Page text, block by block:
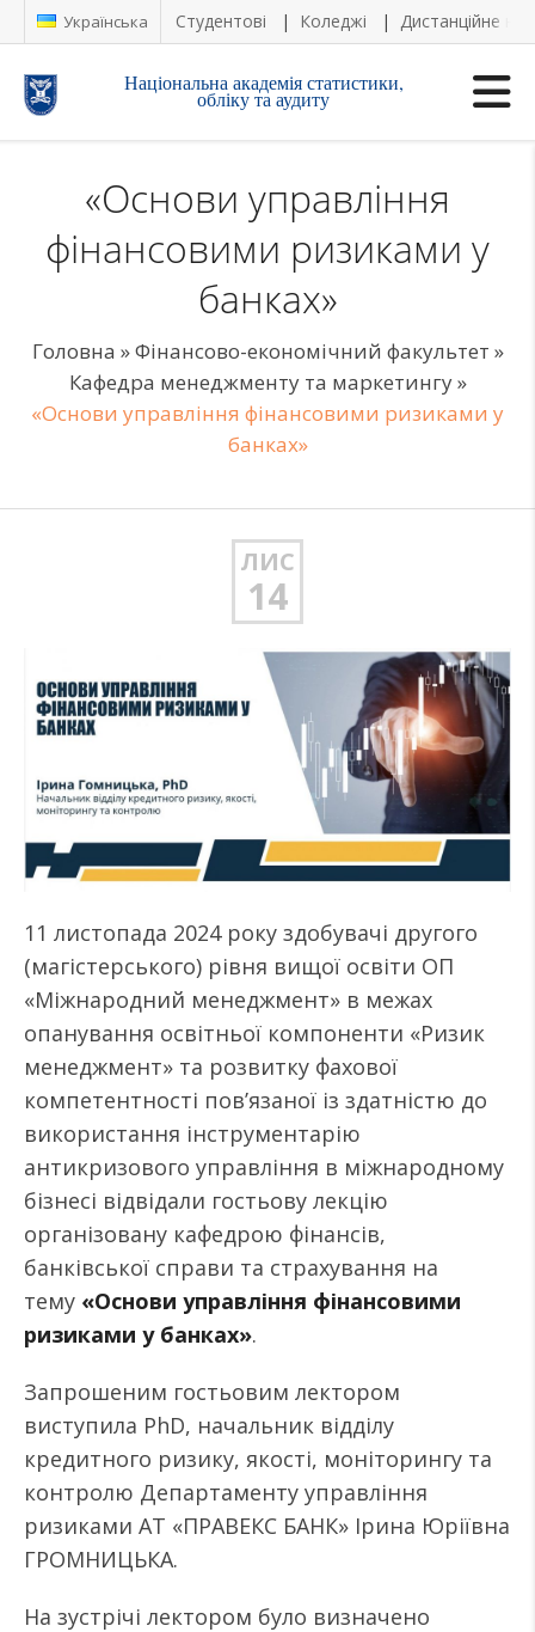
Українська Студентові Коледжі Дистанційне
Національна академія статистики,
обліку та аудиту
«Основи управління
фінансовими ризиками у
банках»
Головна »Фінансово-економічний факультет »
Кафедра менеджменту та маркетингу»
«Основи управління фінансовими ризиками у
банках»
ЛИС
14
11 листопада 2024 року здобувачі другого
(магістерського) рівня вищої освіти ОП
«Міжнародний менеджмент» в межах
опанування освітньої компоненти «Ризик
менеджмент» та розвитку фахової
компетентності пов’язаної із здатністю до
використання інструментарію
антикризового управління в міжнародному
бізнесі відвідали гостьову лекцію
організовану кафедрою фінансів,
банківської справи та страхування на
тему «Основи управління фінансовими
ризиками у банках».
Запрошеним гостьовим лектором
виступила PhD, начальник відділу
кредитного ризику, якості, моніторингу та
контролю Департаменту управління
ризиками АТ «ПРАВЕКС БАНК» Ірина Юріївна
ГРОМНИЦЬКА.
На зустрічі лектором було визначено